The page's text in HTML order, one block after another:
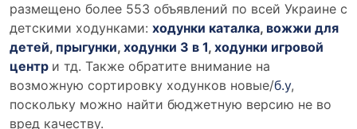
размещено более 553 объявлений по всей Украине с
детскими ходунками: ходунки каталка, вожжи для
детей, прыгунки, ходунки 3 в 1, ходунки игровой
центр и тд. Также обратите внимание на
возможную сортировку ходунков новые/б.у,
поскольку можно найти бюджетную версию не во
вред качеству.